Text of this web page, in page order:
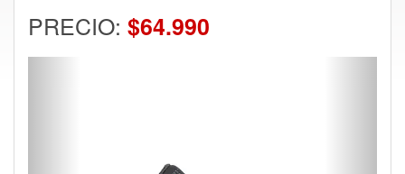
PRECIO: $64.990